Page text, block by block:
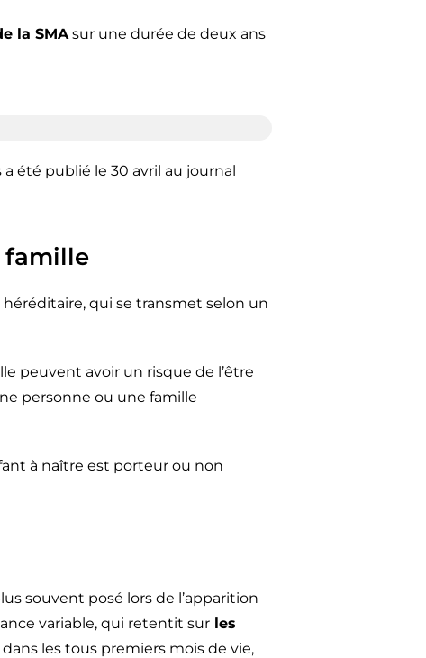
la SMAsur une durée de deux ans
été publié le 30 avril au journal
famille
héréditaire, qui se transmet selon un
peuvent avoir un risque de l’être
personne ou une famille
à naître est porteur ou non
souvent posé lors de l’apparition
variable, qui retentit sur les
les tous premiers mois de vie,